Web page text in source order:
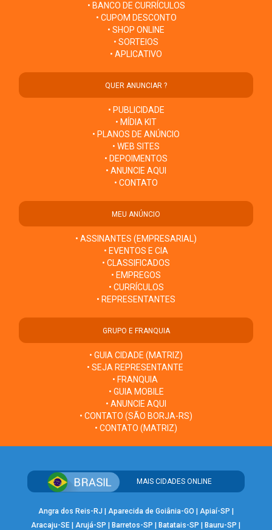
• BANCO DE CURRÍCULOS
• CUPOM DESCONTO
• SHOP ONLINE
• SORTEIOS
• APLICATIVO
QUER ANUNCIAR ?
• PUBLICIDADE
• MÍDIA KIT
• PLANOS DE ANÚNCIO
• WEB SITES
• DEPOIMENTOS
• ANUNCIE AQUI
• CONTATO
MEU ANÚNCIO
• ASSINANTES (EMPRESARIAL)
• EVENTOS E CIA
• CLASSIFICADOS
• EMPREGOS
• CURRÍCULOS
• REPRESENTANTES
GRUPO E FRANQUIA
• GUIA CIDADE (MATRIZ)
• SEJA REPRESENTANTE
• FRANQUIA
• GUIA MOBILE
• ANUNCIE AQUI
• CONTATO (SÃO BORJA-RS)
• CONTATO (MATRIZ)
MAIS CIDADES ONLINE
Angra dos Reis-RJ | Aparecida de Goiânia-GO | Apiaí-SP |
Aracaju-SE | Arujá-SP |Barretos-SP |Batatais-SP |Bauru-SP |